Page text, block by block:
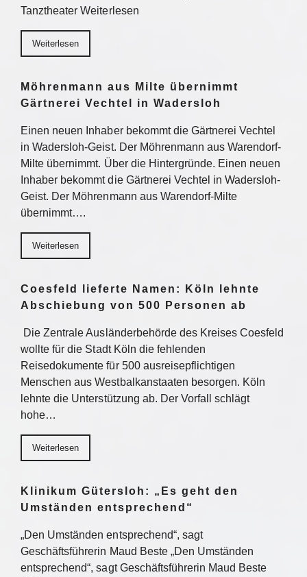
Tanztheater Weiterlesen
Weiterlesen
Möhrenmann aus Milte übernimmt
Gärtnerei Vechtel in Wadersloh
Einen neuen Inhaber bekommt die Gärtnerei Vechtel
in Wadersloh-Geist. Der Möhrenmann aus Warendorf-
Milte übernimmt. Über die Hintergründe. Einen neuen
Inhaber bekommt die Gärtnerei Vechtel in Wadersloh-
Geist. Der Möhrenmann aus Warendorf-Milte
übernimmt….
Weiterlesen
Coesfeld lieferte Namen: Köln lehnte
Abschiebung von 500 Personen ab
Die Zentrale Ausländerbehörde des Kreises Coesfeld
wollte für die Stadt Köln die fehlenden
Reisedokumente für 500 ausreisepflichtigen
Menschen aus Westbalkanstaaten besorgen. Köln
lehnte die Unterstützung ab. Der Vorfall schlägt
hohe…
Weiterlesen
Klinikum Gütersloh: „Es geht den
Umständen entsprechend“
„Den Umständen entsprechend“, sagt
Geschäftsführerin Maud Beste „Den Umständen
entsprechend“, sagt Geschäftsführerin Maud Beste